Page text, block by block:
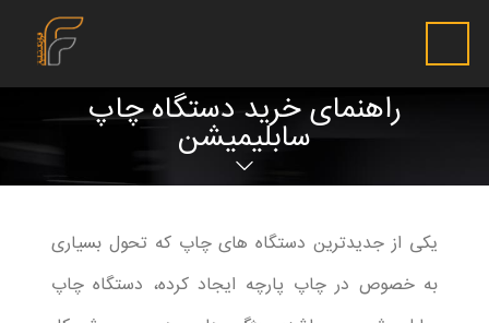
راهنمای خرید دستگاه چاپ
سابلیمیشن
یکی از جدیدترین دستگاه های چاپ که تحول بسیاری
به خصوص در چاپ پارچه ایجاد کرده، دستگاه چاپ